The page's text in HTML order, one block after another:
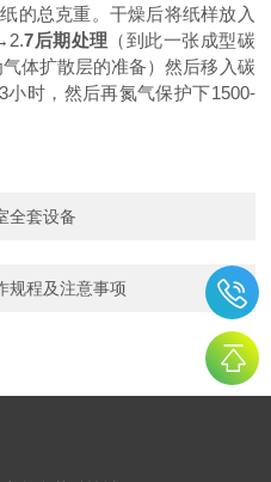
的总克重。干燥后将纸样放入
7后期处理 （到此一张成型碳
体扩散层的准备）然后移入碳
小时，然后再氮气保护下1500-
全套设备
规程及注意事项